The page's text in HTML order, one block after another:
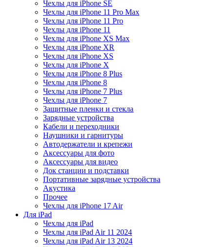
Чехлы для iPhone SE
Чехлы для iPhone 11 Pro Max
Чехлы для iPhone 11 Pro
Чехлы для iPhone 11
Чехлы для iPhone XS Max
Чехлы для iPhone XR
Чехлы для iPhone XS
Чехлы для iPhone X
Чехлы для iPhone 8 Plus
Чехлы для iPhone 8
Чехлы для iPhone 7 Plus
Чехлы для iPhone 7
Защитные пленки и стекла
Зарядные устройства
Кабели и переходники
Наушники и гарнитуры
Автодержатели и крепежи
Аксессуары для фото
Аксессуары для видео
Док станции и подставки
Портативные зарядные устройства
Акустика
Прочее
Чехлы для iPhone 17 Air
Для iPad
Чехлы для iPad
Чехлы для iPad Air 11 2024
Чехлы для iPad Air 13 2024